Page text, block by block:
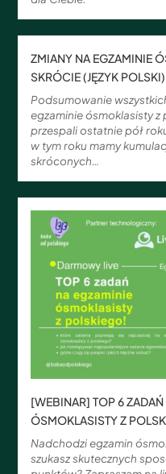
ZMIANY NA EGZAMINIE
SKRÓCIE (JĘZYK POLSKI)
Podsumowanie
egzaminie ósmoklasisty
przespali ostatnie pół
w tym roku mamy
skróconych…
[WEBINAR] TOP 6
ÓSMOKLASISTY Z
Nadchodzi egzamin
szukasz skutecznych